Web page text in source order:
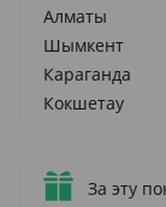
Алматы
Шымкент
Караганда
Кокшетау
За эту